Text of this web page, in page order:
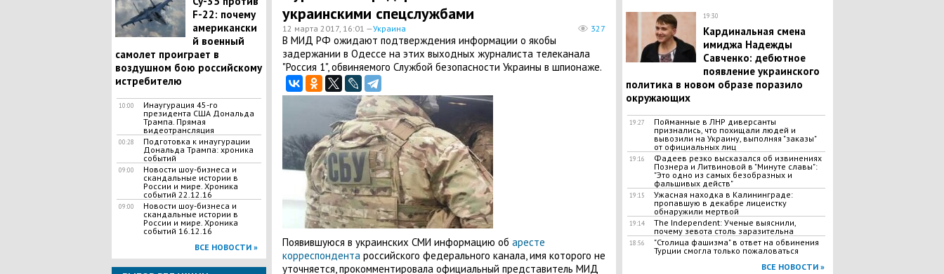
F-22: почему
американски
й военный
самолет проиграет в
воздушном бою российскому
истребителю
10:00
Инаугурация 45-го
президента США Дональда
Трампа. Прямая
видеотрансляция
00:28
Подготовка к инаугурации
Дональда Трампа: хроника
событий
09:00
Новости шоу-бизнеса и
скандальные истории в
России и мире. Хроника
событий 22.12.16
09:00
Новости шоу-бизнеса и
скандальные истории в
России и мире. Хроника
событий 16.12.16
ВСЕ НОВОСТИ »
украинскими спецслужбами
12 марта 2017, 16:01 —Украина 327
В МИД РФ ожидают подтверждения информации о якобы
задержании в Одессе на этих выходных журналиста телеканала
"Россия 1", обвиняемого Службой безопасности Украины в шпионаже.
Появившуюся в украинских СМИ информацию об аресте
корреспондентароссийского федерального канала, имя которого не
уточняется, прокомментировала официальный представитель МИД
19:30
​Кардинальная смена
имиджа Надежды
Савченко: дебютное
появление украинского
политика в новом образе поразило
окружающих
19:27
Пойманные в ЛНР диверсанты
признались, что похищали людей и
вывозили на Украину, выполняя "заказы"
от официальных лиц
19:16
Фадеев резко высказался об извинениях
Познера и Литвиновой в "Минуте славы":
"Это одно из самых безобразных и
фальшивых действ"
19:15
​Ужасная находка в Калининграде:
пропавшую в декабре лицеистку
обнаружили мертвой
19:14
The Independent: Ученые выяснили,
почему зевота столь заразительна
18:56
"Столица фашизма" в ответ на обвинения
Турции смогла только пожаловаться
ВСЕ НОВОСТИ »